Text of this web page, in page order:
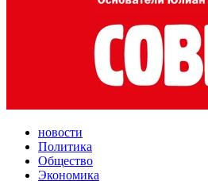
новости
Политика
Общество
Экономика